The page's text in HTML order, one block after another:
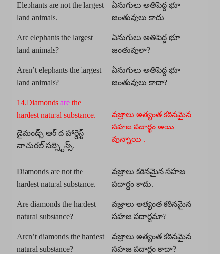
Elephants are not the largest
land animals.
ఏనుగులు అతిపెద్ద భూ
జంతువులు కాదు.
Are elephants the largest
land animals?
ఏనుగులు అతిపెద్ద భూ
జంతువులా?
Aren’t elephants the largest
land animals?
ఏనుగులు అతిపెద్ద భూ
జంతువులు కాదా?
14.Diamonds arethe
hardest natural substance.
డైమండ్స్ ఆర్ ద హార్డెస్ట్
నాచురల్ సబ్స్టెన్స్.
వజ్రాలు అత్యంత కఠినమైన
సహజ పదార్థం అయి
వున్నాయి .
Diamonds are not the
hardest natural substance.
వజ్రాలు కఠినమైన సహజ
పదార్థం కాదు.
Are diamonds the hardest
natural substance?
వజ్రాలు అత్యంత కఠినమైన
సహజ పదార్ధమా?
Aren’t diamonds the hardest
natural substance?
వజ్రాలు అత్యంత కఠినమైన
సహజ పదార్ధం కాదా?